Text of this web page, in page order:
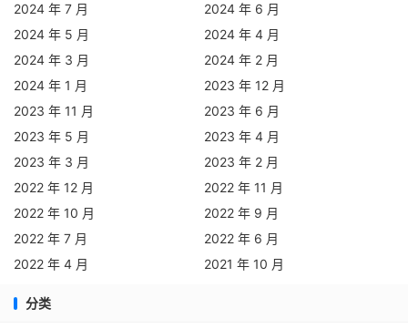
2024 年 7 月
2024 年 6 月
2024 年 5 月
2024 年 4 月
2024 年 3 月
2024 年 2 月
2024 年 1 月
2023 年 12 月
2023 年 11 月
2023 年 6 月
2023 年 5 月
2023 年 4 月
2023 年 3 月
2023 年 2 月
2022 年 12 月
2022 年 11 月
2022 年 10 月
2022 年 9 月
2022 年 7 月
2022 年 6 月
2022 年 4 月
2021 年 10 月
分类